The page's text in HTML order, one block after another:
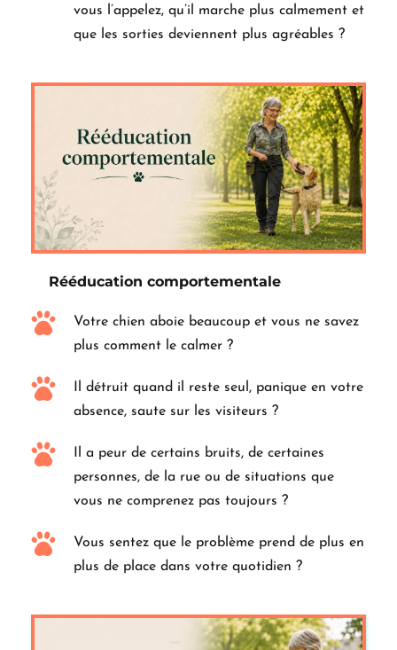
vous l’appelez, qu’il marche plus calmement et
que les sorties deviennent plus agréables ?
Rééducation comportementale
Votre chien aboie beaucoup et vous ne savez
plus comment le calmer ?
Il détruit quand il reste seul, panique en votre
absence, saute sur les visiteurs ?
Il a peur de certains bruits, de certaines
personnes, de la rue ou de situations que
vous ne comprenez pas toujours ?
Vous sentez que le problème prend de plus en
plus de place dans votre quotidien ?